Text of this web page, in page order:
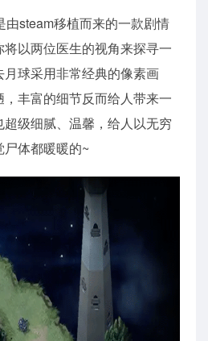
由steam移植而来的一款剧情
以两位医生的视角来探寻一
球采用非常经典的像素画
丰富的细节反而给人带来一
级细腻、温馨，给人以无穷
体都暖暖的~